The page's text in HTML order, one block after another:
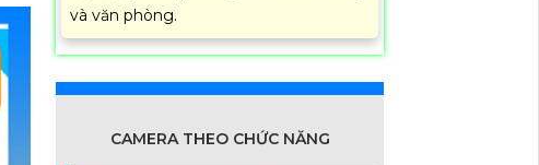
và văn phòng.
CAMERA THEO CHỨC NĂNG